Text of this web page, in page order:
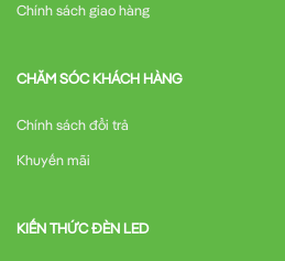
Chính sách giao hàng
CHĂM SÓC KHÁCH HÀNG
Chính sách đổi trả
Khuyến mãi
KIẾN THỨC ĐÈN LED